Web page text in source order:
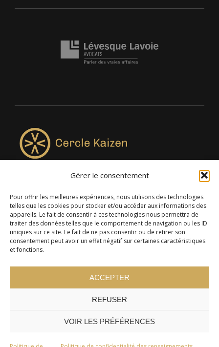
Gérer le consentement
Pour offrir les meilleures expériences, nous utilisons des technologies
telles que les cookies pour stocker et/ou accéder aux informations des
appareils. Le fait de consentir à ces technologies nous permettra de
traiter des données telles que le comportement de navigation ou les ID
uniques sur ce site. Le fait de ne pas consentir ou de retirer son
consentement peut avoir un effet négatif sur certaines caractéristiques
et fonctions.
ACCEPTER
REFUSER
VOIR LES PRÉFÉRENCES
4957, rue Lionel-Groulx, bureau 819, Saint-Augustin-de-
Desmaures QC G3A 0M7
© 2024 Cercle Kaizen. Tous droits réservés -